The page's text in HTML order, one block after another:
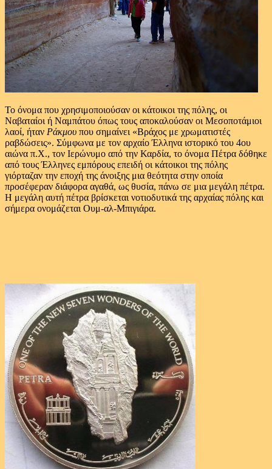
Το όνομα που χρησιμοποιούσαν οι κάτοικοι της πόλης, οι
Ναβαταίοι ή Ναμπάτου όπως τους αποκαλούσαν οι Μεσοποτάμιοι
λαοί, ήταν Ράκμου που σημαίνει «Βράχος με χρωματιστές
ραβδώσεις». Σύμφωνα με τον αρχαίο Έλληνα ιστορικό του 4ου
αιώνα π.Χ., τον Ιερώνυμο από την Καρδία, το όνομα Πέτρα δόθηκε
από τους Έλληνες εμπόρους επειδή οι κάτοικοι της πόλης
γιόρταζαν την εποχή της άνοιξης μια θεότητα στην οποία
προσέφεραν διάφορα αγαθά, ως θυσία, πάνω σε μια μεγάλη πέτρα.
Η μεγάλη αυτή πέτρα βρίσκεται νοτιοδυτικά της αρχαίας πόλης και
σήμερα ονομάζεται Ουμ-αλ-Μπιγιάρα.